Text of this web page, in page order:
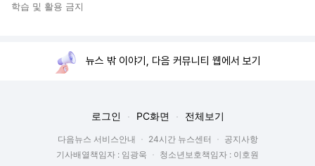
학습 및 활용 금지
뉴스 밖 이야기, 다음 커뮤니티 웹에서 보기
로그인 PC화면 전체보기
다음뉴스 서비스안내 24시간 뉴스센터
공지사항
기사배열책임자 : 임광욱
청소년보호책임자 : 이호원